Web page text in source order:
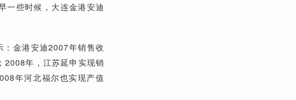
一些时候，大连金港安迪
：金港安迪2007年销售收
2008年，江苏延申实现销
年河北福尔也实现产值